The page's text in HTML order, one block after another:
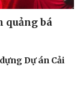
quảng bá
Dự án Cải